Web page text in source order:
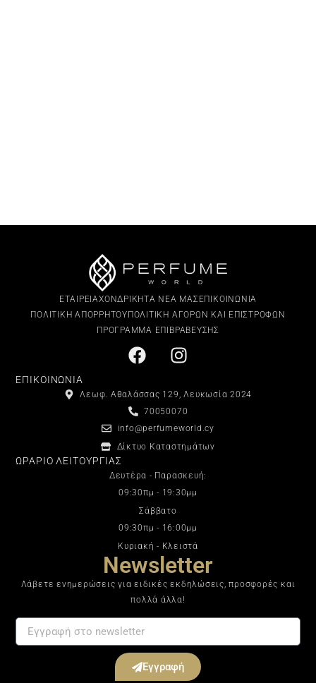
ΕΤΑΙΡΕΙΑΧΟΝΔΡΙΚΗΤΑ ΝΕΑ ΜΑΣ ΕΠΙΚΟΙΝΩΝΙΑ
ΠΟΛΙΤΙΚΗ ΑΠΟΡΡΗΤΟΥΠΟΛΙΤΙΚΗ ΑΓΟΡΩΝ ΚΑΙ ΕΠΙΣΤΡΟΦΩΝ
ΠΡΟΓΡΑΜΜΑ ΕΠΙΒΡΑΒΕΥΣΗΣ
ΕΠΙΚΟΙΝΩΝΙΑ
Λεωφ. Αθαλάσσας 129, Λευκωσία 2024
70050070
info@perfumeworld.cy
Δίκτυο Καταστημάτων
ΩΡΑΡΙΟ ΛΕΙΤΟΥΡΓΙΑΣ
Δευτέρα - Παρασκευή:
09:30πμ - 19:30μμ
Σάββατο
09:30πμ - 16:00μμ
Κυριακή - Κλειστά
Newsletter
Λάβετε ενημερώσεις για ειδικές εκδηλώσεις, προσφορές και
πολλά άλλα!
Εγγραφή